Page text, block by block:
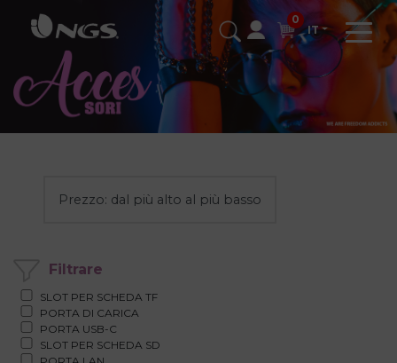
0
IT
Filtrare
SLOT PER SCHEDA TF
PORTA DI CARICA
PORTA USB-C
SLOT PER SCHEDA SD